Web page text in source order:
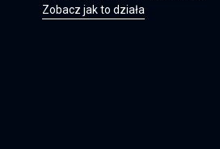
Zobacz jak to działa